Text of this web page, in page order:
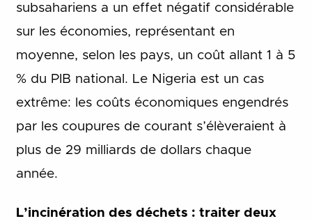
subsahariens a un effet négatif considérable
sur les économies, représentant en
moyenne, selon les pays, un coût allant 1 à 5
% du PIB national. Le Nigeria est un cas
extrême: les coûts économiques engendrés
par les coupures de courant s’élèveraient à
plus de 29 milliards de dollars chaque
année.
L’incinération des déchets : traiter deux